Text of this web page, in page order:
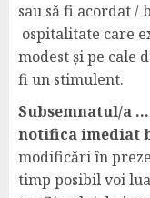
sau să fi acordat /
ospitalitate care
modest și pe cale
fi un stimulent.
Subsemnatul/
notifica imediat
modificări în
timp posibil voi